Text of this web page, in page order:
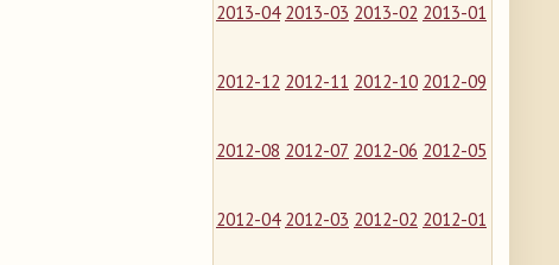
2013-04 2013-03 2013-02 2013-01
2012-12 2012-11 2012-10 2012-09
2012-08 2012-07 2012-06 2012-05
2012-04 2012-03 2012-02 2012-01